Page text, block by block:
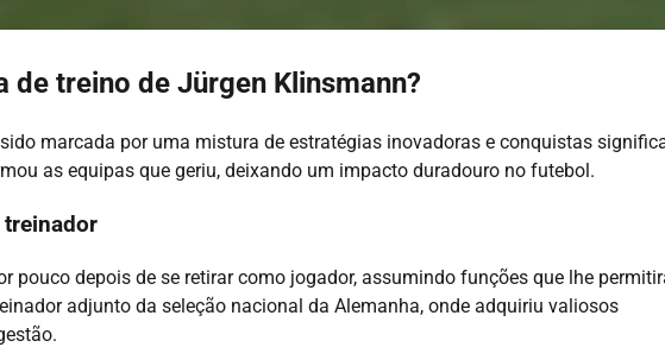
de treino de Jürgen Klinsmann?
marcada por uma mistura de estratégias inovadoras e conquistas
as equipas que geriu, deixando um impacto duradouro no futebol.
treinador
pouco depois de se retirar como jogador, assumindo funções que lhe
adjunto da seleção nacional da Alemanha, onde adquiriu valiosos